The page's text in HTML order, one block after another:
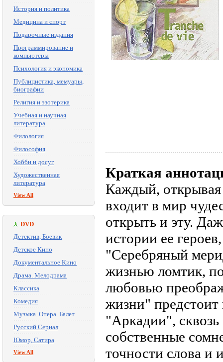
История и политика
Медицина и спорт
Подарочные издания
Программирование и
компьютеры
Психология и экономика
Публицистика, мемуары,
биографии
Религия и эзотерика
Учебная и научная
литература
Филология
Философия
Хобби и досуг
Художественная
литература
View All
DVD
Детектив, Боевик
Детское Кино
Документальное Кино
Драма. Мелодрама
Классика
Комедия
Музыка. Опера. Балет
Русский Сериал
Юмор, Сатира
View All
Краткая
Каждый, открывая
входит в мир
открыть и эту.
истории ее
"Серебряный
жизнью ломтик,
любовью
жизни" предстоит
"Аркадии", сквозь
собственные
точности слова и